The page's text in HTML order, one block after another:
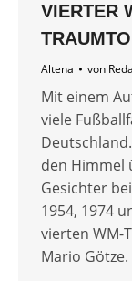
VIERTER
Altena von
Mit einem
viele
den Himmel
Gesichter
1954, 1974
vierten WM-
Mario Götze.